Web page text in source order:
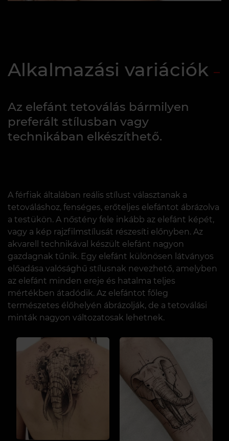
Alkalmazási variációk
Az elefánt tetoválás bármilyen
preferált stílusban vagy
technikában elkészíthető.
A férfiak általában reális stílust választanak a
tetováláshoz, fenséges, erőteljes elefántot ábrázolva
a testükön. A nőstény fele inkább az elefánt képét,
vagy a kép rajzfilmstílusát részesíti előnyben. Az
akvarell technikával készült elefánt nagyon
gazdagnak tűnik. Egy elefánt különösen látványos
előadása valósághű stílusnak nevezhető, amelyben
az elefánt minden ereje és hatalma teljes
mértékben átadódik. Az elefántot főleg
természetes élőhelyén ábrázolják, de a tetoválási
minták nagyon változatosak lehetnek.